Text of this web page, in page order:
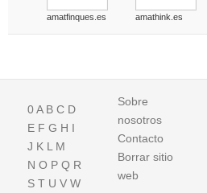
amatfinques.es amathink.es
0A B C D
E F G H I
J K L M
N O P Q R
S T U V W
Sobre
nosotros
Contacto
Borrar sitio
web